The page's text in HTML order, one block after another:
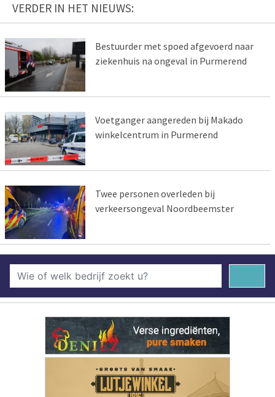
VERDER IN HET NIEUWS:
Bestuurder met spoed afgevoerd naar
ziekenhuis na ongeval in Purmerend
Voetganger aangereden bij Makado
winkelcentrum in Purmerend
Twee personen overleden bij
verkeersongeval Noordbeemster